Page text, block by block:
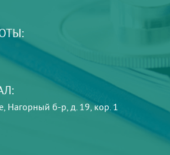
Нагорный б-р, д. 19, кор. 1